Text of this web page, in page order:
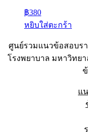
฿380
หยิบใส่ตะกร้า
ศูนย์รวมแนวข้อสอบร
โรงพยาบาล มหาวิทย
แ